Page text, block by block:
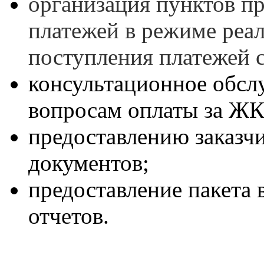
платежей в режиме
поступления платежей
консультационное
вопросам оплаты за
предоставлению
документов;
предоставление
отчетов.